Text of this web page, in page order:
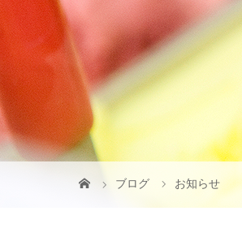
ブログ お知らせ